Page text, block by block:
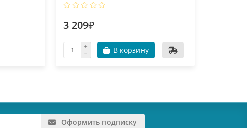
3 209₽
В корзину
Оформить подписку